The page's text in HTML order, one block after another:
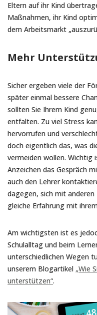
Eltern auf ihr Kind
Maßnahmen, ihr Kind
dem Arbeitsmarkt
Mehr
Sicher ergeben viele der
später einmal bessere
sollten Sie Ihrem Kind
entfalten. Zu viel Stress
hervorrufen und
doch eigentlich das, was
vermeiden wollen. Wichtig
Anzeichen das Gespräch
auch den Lehrer
dagegen, sich mit
gleiche Erfahrung mit
Am wichtigsten ist es
Schulalltag und beim
unterschiedlichen Wegen
unserem Blogartikel „Wie
unterstützen“.